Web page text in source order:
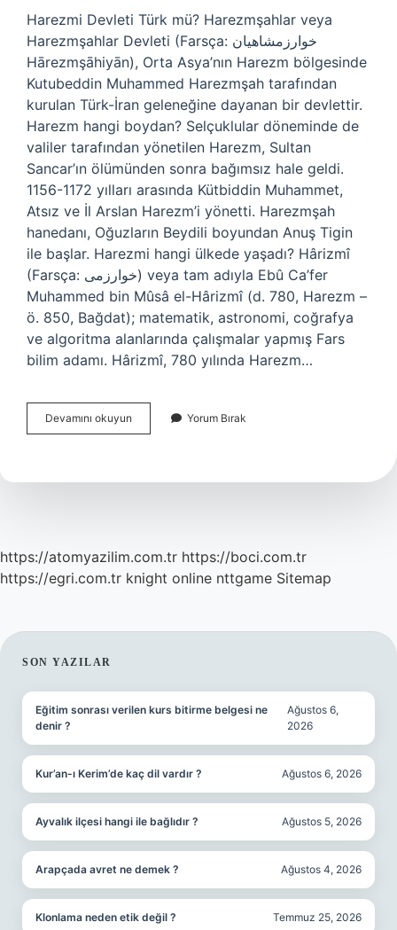
Harezmi Devleti Türk mü? Harezmşahlar veya
Harezmşahlar Devleti (Farsça: خوارزمشاهیان
Hārezmşāhiyān), Orta Asya’nın Harezm bölgesinde
Kutubeddin Muhammed Harezmşah tarafından
kurulan Türk-İran geleneğine dayanan bir devlettir.
Harezm hangi boydan? Selçuklular döneminde de
valiler tarafından yönetilen Harezm, Sultan
Sancar’ın ölümünden sonra bağımsız hale geldi.
1156-1172 yılları arasında Kütbiddin Muhammet,
Atsız ve İl Arslan Harezm’i yönetti. Harezmşah
hanedanı, Oğuzların Beydili boyundan Anuş Tigin
ile başlar. Harezmi hangi ülkede yaşadı? Hârizmî
(Farsça: خوارزمی) veya tam adıyla Ebû Ca’fer
Muhammed bin Mûsâ el-Hârizmî (d. 780, Harezm –
ö. 850, Bağdat); matematik, astronomi, coğrafya
ve algoritma alanlarında çalışmalar yapmış Fars
bilim adamı. Hârizmî, 780 yılında Harezm…
Devamını okuyun Harezmi
Türkleri
Yorum Bırak
https://atomyazilim.com.tr https://boci.com.tr
https://egri.com.tr knight online nttgame Sitemap
SIDEBAR
SON YAZILAR
Eğitim sonrası verilen kurs bitirme belgesi ne
denir ?
Ağustos 6,
2026
Kur’an-ı Kerim’de kaç dil vardır ? Ağustos 6, 2026
Ayvalık ilçesi hangi ile bağlıdır ? Ağustos 5, 2026
Arapçada avret ne demek ? Ağustos 4, 2026
Klonlama neden etik değil ? Temmuz 25, 2026